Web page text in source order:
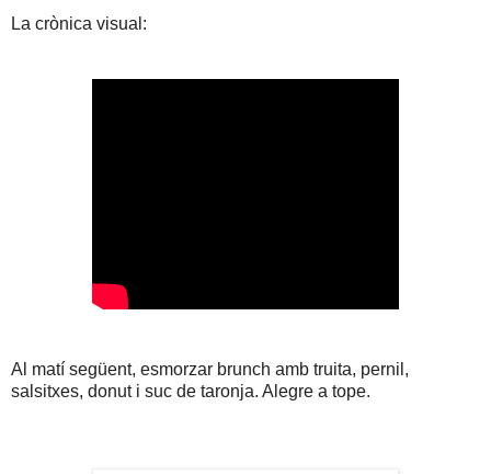
La crònica visual:
Al matí següent, esmorzar brunch amb truita, pernil,
salsitxes, donut i suc de taronja. Alegre a tope.